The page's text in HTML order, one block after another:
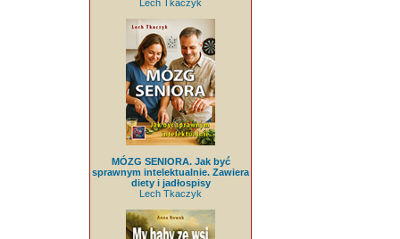
Lech Tkaczyk
MÓZG SENIORA. Jak być
sprawnym intelektualnie. Zawiera
diety i jadłospisy
Lech Tkaczyk